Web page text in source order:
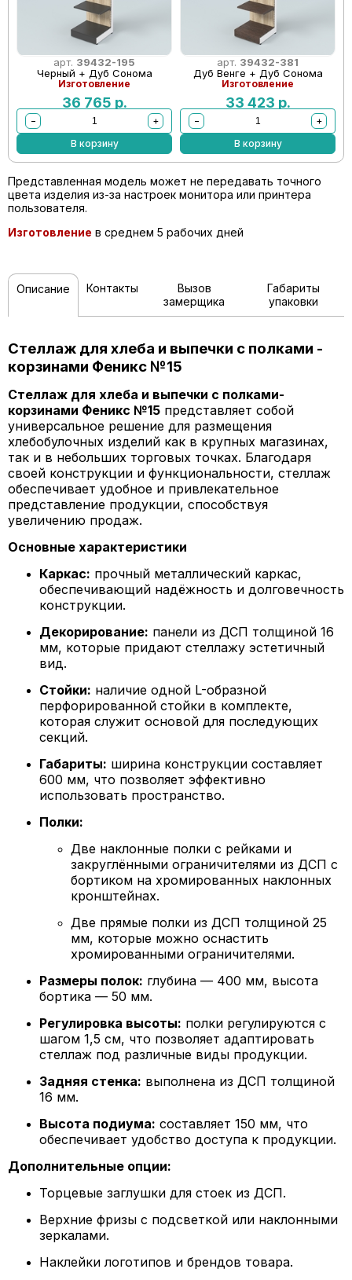
арт. 39432-195
Черный + Дуб Сонома
Изготовление
36 765 р.
−
+
В корзину
арт. 39432-381
Дуб Венге + Дуб Сонома
Изготовление
33 423 р.
−
+
В корзину
Представленная модель может не передавать точного
цвета изделия из-за настроек монитора или принтера
пользователя.
Изготовление в среднем 5 рабочих дней
Описание Контакты
Вызов
замерщика
Габариты
упаковки
Стеллаж для хлеба и выпечки с полками -
корзинами Феникс №15
Стеллаж для хлеба и выпечки с полками-
корзинами Феникс №15 представляет собой
универсальное решение для размещения
хлебобулочных изделий как в крупных магазинах,
так и в небольших торговых точках. Благодаря
своей конструкции и функциональности, стеллаж
обеспечивает удобное и привлекательное
представление продукции, способствуя
увеличению продаж.
Основные характеристики
Каркас: прочный металлический каркас,
обеспечивающий надёжность и долговечность
конструкции.
Декорирование: панели из ДСП толщиной 16
мм, которые придают стеллажу эстетичный
вид.
Стойки: наличие одной L-образной
перфорированной стойки в комплекте,
которая служит основой для последующих
секций.
Габариты: ширина конструкции составляет
600 мм, что позволяет эффективно
использовать пространство.
Полки:
Две наклонные полки с рейками и
закруглёнными ограничителями из ДСП с
бортиком на хромированных наклонных
кронштейнах.
Две прямые полки из ДСП толщиной 25
мм, которые можно оснастить
хромированными ограничителями.
Размеры полок: глубина — 400 мм, высота
бортика — 50 мм.
Регулировка высоты: полки регулируются с
шагом 1,5 см, что позволяет адаптировать
стеллаж под различные виды продукции.
Задняя стенка: выполнена из ДСП толщиной
16 мм.
Высота подиума: составляет 150 мм, что
обеспечивает удобство доступа к продукции.
Дополнительные опции:
Торцевые заглушки для стоек из ДСП.
Верхние фризы с подсветкой или наклонными
зеркалами.
Наклейки логотипов и брендов товара.